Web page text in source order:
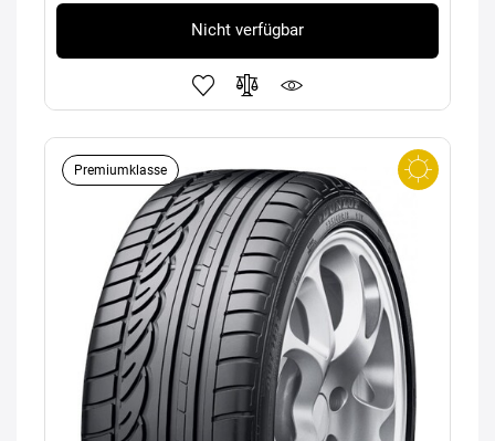
Nicht verfügbar
Premiumklasse